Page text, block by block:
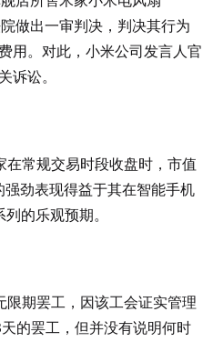
做出一审判决，判决其行为
用。对此，小米公司发言人官
诉讼。
常规交易时段收盘时，市值
劲表现得益于其在智能手机
的乐观预期。
期罢工，因该工会证实管理
的罢工，但并没有说明何时